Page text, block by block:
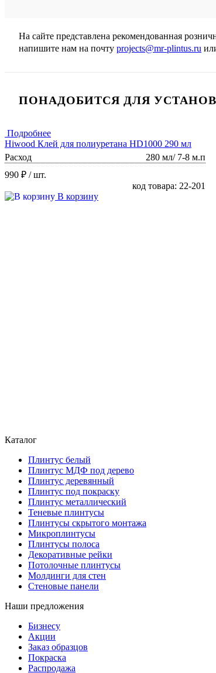
На сайте представлена рекомендованная
напишите нам на почту projects@mr-plintus.ru
ПОНАДОБИТСЯ ДЛЯ
Подробнее
Hiwood Клей для полиуретана HD1000 290 мл
Расход
280 мл/ 7-8 м.п
990 ₽ / шт.
код товара: 22-201
В корзину
Каталог
Плинтус белый
Плинтус МДФ под дерево
Плинтус деревянный
Плинтус под покраску
Плинтус металлический
Теневые плинтусы
Плинтусы скрытого монтажа
Микроплинтусы
Плинтусы полоса
Декоративные рейки
Потолочные плинтусы
Молдинги для стен
Стеновые панели
Наши предложения
Бизнесу
Акции
Заказ образцов
Покраска
Распродажа